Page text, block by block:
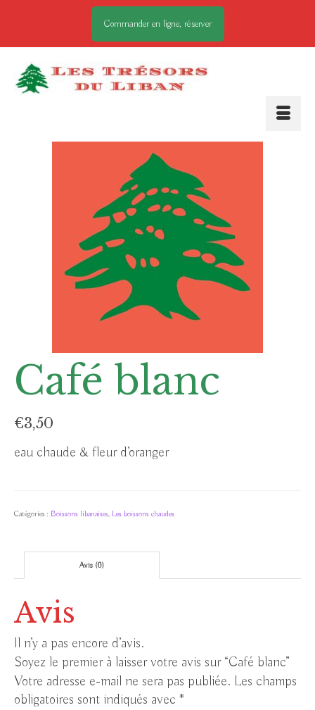
Commander en ligne, réserver
Café blanc
€3,50
eau chaude & fleur d’oranger
Catégories : Boissons libanaises, Les boissons chaudes
Avis (0)
Avis
Il n’y a pas encore d’avis.
Soyez le premier à laisser votre avis sur “Café blanc”
Votre adresse e-mail ne sera pas publiée. Les champs
obligatoires sont indiqués avec *